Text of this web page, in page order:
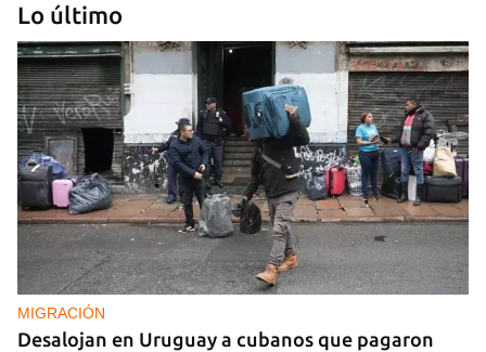
REPRESIÓN
La Seguridad del Estado realiza operativos en el
aniversario del Maleconazo
Lo último
MIGRACIÓN
Desalojan en Uruguay a cubanos que pagaron